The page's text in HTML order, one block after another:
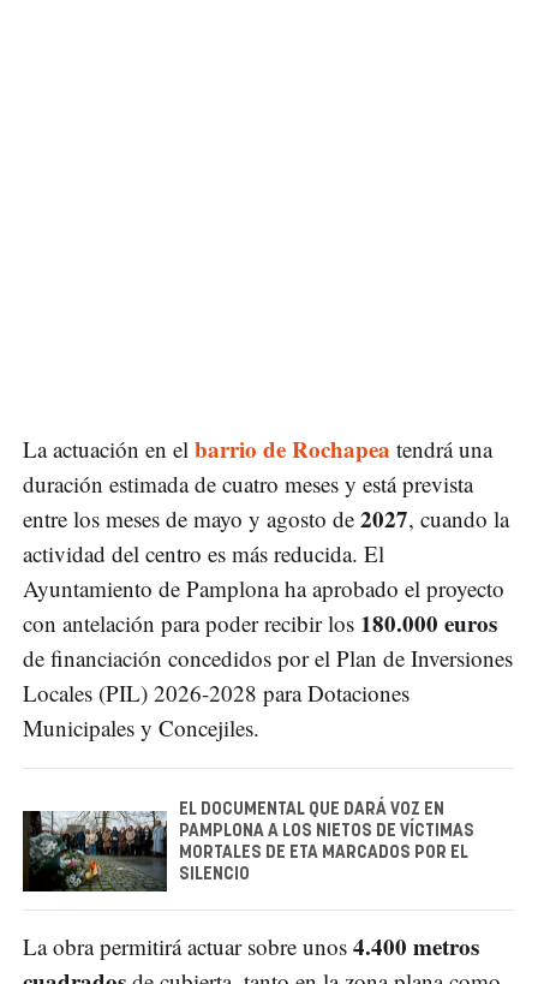
La actuación en el barrio de Rochapea tendrá una
duración estimada de cuatro meses y está prevista
entre los meses de mayo y agosto de 2027, cuando la
actividad del centro es más reducida. El
Ayuntamiento de Pamplona ha aprobado el proyecto
con antelación para poder recibir los 180.000 euros
de financiación concedidos por el Plan de Inversiones
Locales (PIL) 2026-2028 para Dotaciones
Municipales y Concejiles.
EL DOCUMENTAL QUE DARÁ VOZ EN
PAMPLONA A LOS NIETOS DE VÍCTIMAS
MORTALES DE ETA MARCADOS POR EL
SILENCIO
La obra permitirá actuar sobre unos 4.400 metros